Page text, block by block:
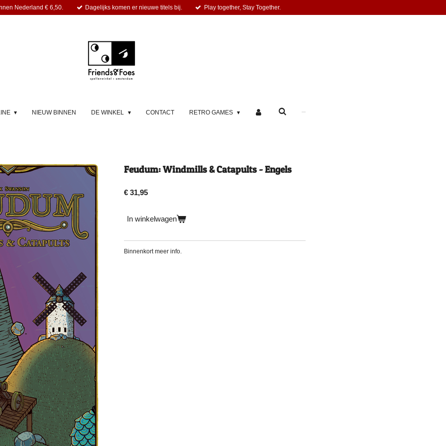
Nederland € 6,50. Dagelijks komen er nieuwe titels bij. Play together, Stay Together.
NIEUW BINNEN DE WINKEL CONTACT RETRO GAMES
Feudum: Windmills & Catapults - Engels
€ 31,95
In winkelwagen
Binnenkort meer info.